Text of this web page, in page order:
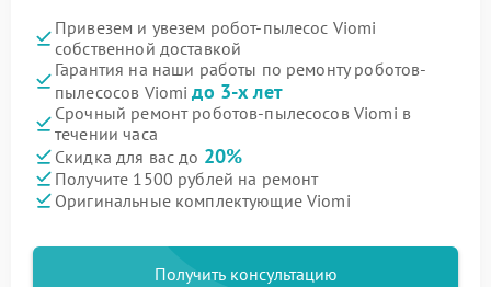
Привезем и увезем робот-пылесос Viomi
собственной доставкой
Гарантия на наши работы по ремонту роботов-
пылесосов Viomiдо 3-х лет
Срочный ремонт роботов-пылесосов Viomi в
течении часа
Скидка для вас до 20%
Получите 1500 рублей на ремонт
Оригинальные комплектующие Viomi
Получить консультацию